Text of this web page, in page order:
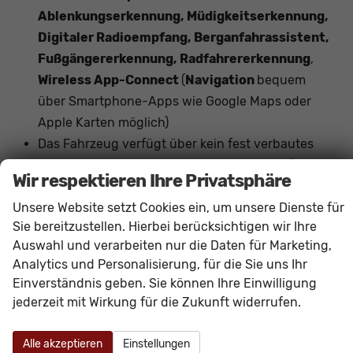
Ablenkungserkennung, Müdigkeitserkennung,
Digitaler Radioempfang, Berganfahrassistent,
Fußgängererkennung, Radfahrererkennung,
Wireless App-Connect ( Navigation bequem
über Smartphone-Apps wie Google Maps oder
Apple Karten möglich)
Das Fahrzeug verfügt über kein fest verbautes
Android Autoist jedoch eineNavigationüber
kompatible Smartphone-Apps (z.B. Google Maps
oder Apple Karten) über denFahrzeugbildschirm
möglich.
Innen
Fensterheber
Wir respektieren Ihre Privatsphäre
Unsere Website setzt Cookies ein, um unsere Dienste für
Sie bereitzustellen. Hierbei berücksichtigen wir Ihre
Auswahl und verarbeiten nur die Daten für Marketing,
Analytics und Personalisierung, für die Sie uns Ihr
Einverständnis geben. Sie können Ihre Einwilligung
jederzeit mit Wirkung für die Zukunft widerrufen.
Alle akzeptieren Einstellungen